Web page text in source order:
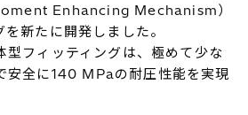
Enhancing Mechanism）
新たに開発しました。
型フィッティングは、極めて少な
安全に140 MPaの耐圧性能を実現